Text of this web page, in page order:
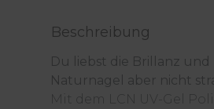
Beschreibung
Du liebst die Brillanz
Naturnagel aber nicht
Mit dem LCN UV-Gel